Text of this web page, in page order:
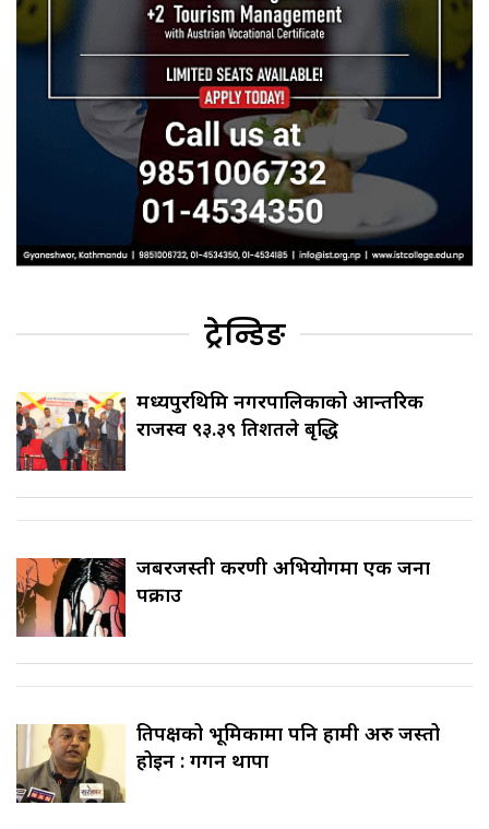
ट्रेन्डिङ
मध्यपुरथिमि नगरपालिकाको आन्तरिक
राजस्व ९३.३९ प्रतिशतले बृद्धि
जबरजस्ती करणी अभियोगमा एक जना
पक्राउ
प्रतिपक्षको भूमिकामा पनि हामी अरु जस्तो
होइन : गगन थापा